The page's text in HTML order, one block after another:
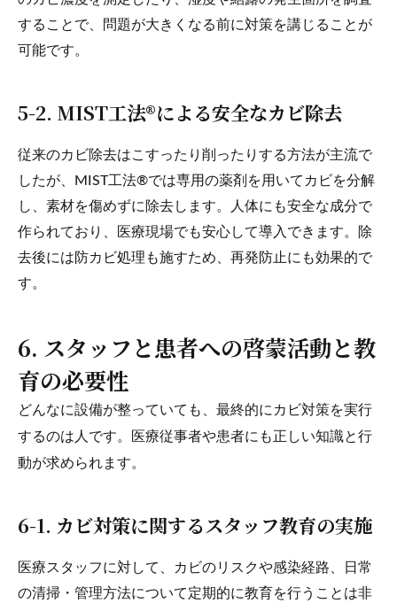
することで、問題が大きくなる前に対策を講じることが
可能です。
5-2. MIST工法®による安全なカビ除去
従来のカビ除去はこすったり削ったりする方法が主流で
したが、MIST工法®では専用の薬剤を用いてカビを分解
し、素材を傷めずに除去します。人体にも安全な成分で
作られており、医療現場でも安心して導入できます。除
去後には防カビ処理も施すため、再発防止にも効果的で
す。
6. スタッフと患者への啓蒙活動と教
育の必要性
どんなに設備が整っていても、最終的にカビ対策を実行
するのは人です。医療従事者や患者にも正しい知識と行
動が求められます。
6-1. カビ対策に関するスタッフ教育の実施
医療スタッフに対して、カビのリスクや感染経路、日常
の清掃・管理方法について定期的に教育を行うことは非